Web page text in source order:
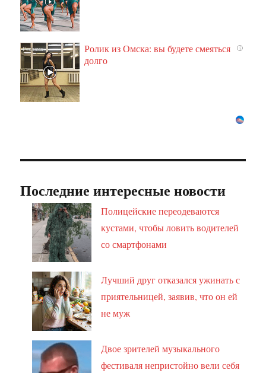
i
Ролик из Омска: вы будете смеяться
долго
Последние интересные новости
Полицейские переодеваются
кустами, чтобы ловить водителей
со смартфонами
Лучший друг отказался ужинать с
приятельницей, заявив, что он ей
не муж
Двое зрителей музыкального
фестиваля непристойно вели себя